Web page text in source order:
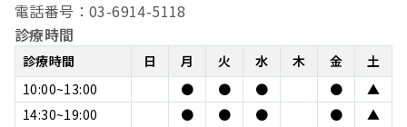
電話番号：03-6914-5118
診療時間
診療時間 日 月 火 水 木 金
土
10:00~13:00
● ● ● ●
▲
14:30~19:00
● ● ● ● ▲